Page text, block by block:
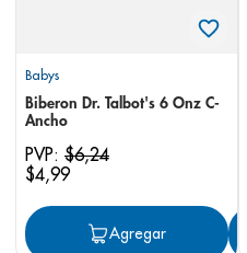
Babys
Biberon Dr. Talbot's 6 Onz C-
Ancho
PVP: $6,24
$4,99
Agregar